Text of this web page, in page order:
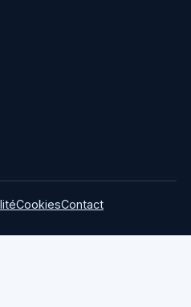
CookiesContact